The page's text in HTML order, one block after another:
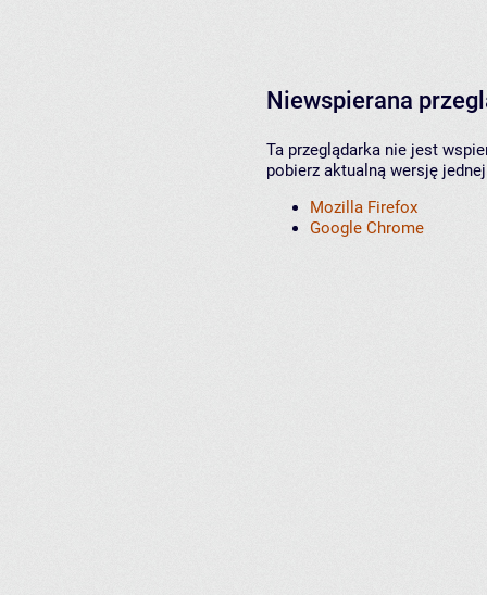
Niewspierana
Ta przeglądarka nie jest
pobierz aktualną wersję
Mozilla Firefox
Google Chrome